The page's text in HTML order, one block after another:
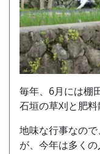
毎年、6月には棚
石垣の草刈と肥料
地味な行事なの
が、今年は多くの